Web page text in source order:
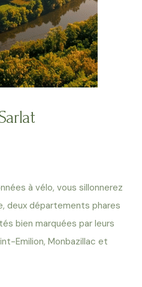
à vélo, vous sillonnerez
deux départements phares
bien marquées par leurs
Emilion, Monbazillac et